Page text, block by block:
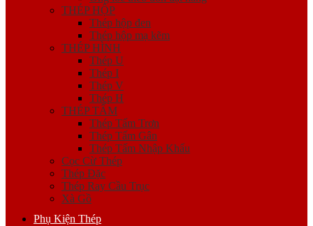
THÉP HỘP
Thép hộp đen
Thép hộp mạ kẽm
THÉP HÌNH
Thép U
Thép I
Thép V
Thép H
THÉP TẤM
Thép Tấm Trơn
Thép Tấm Gân
Thép Tấm Nhập Khẩu
Cọc Cừ Thép
Thép Đặc
Thép Ray Cầu Trục
Xà Gồ
Phụ Kiện Thép